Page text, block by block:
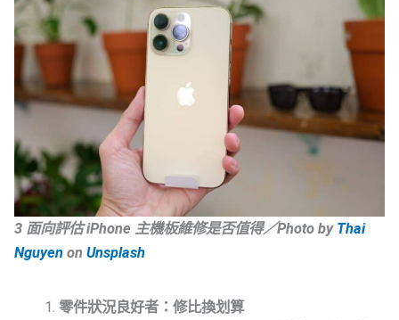
3 面向評估 iPhone 主機板維修是否值得／Photo byThai
Nguyen on Unsplash
零件狀況良好者：修比換划算